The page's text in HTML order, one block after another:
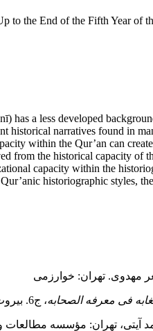
to the End of the Fifth Year of
has a less developed
narratives found in
within the Qur’an can
from the historical capacity of
capacity within the
historiographic styles,
مهدوی. تهران: خوارزمی
فی معرفه الصحابه، ج6. بیروت: دارالفکر.
آیتی، تهران: مؤسسه مطالعات